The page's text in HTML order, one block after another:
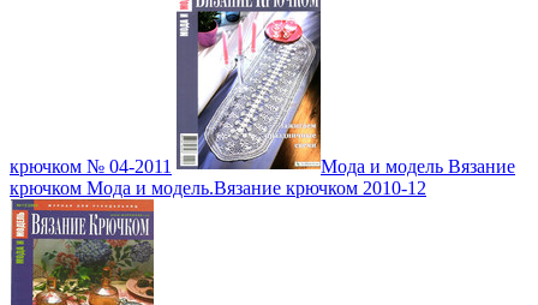
крючком № 04-2011
Мода и модель Вязание
крючком Мода и модель.Вязание крючком 2010-12